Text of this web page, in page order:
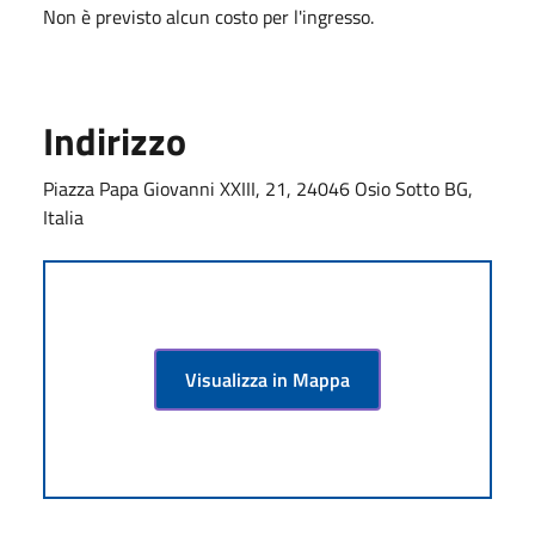
Non è previsto alcun costo per l'ingresso.
Indirizzo
Piazza Papa Giovanni XXIII, 21, 24046 Osio Sotto BG,
Italia
Visualizza in Mappa